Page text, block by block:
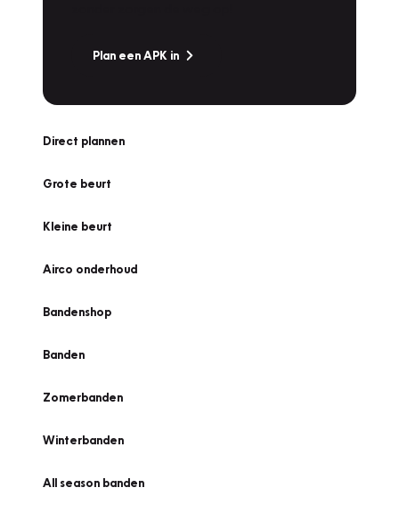
Plan een APK in
Direct plannen
Grote beurt
Kleine beurt
Airco onderhoud
Bandenshop
Banden
Zomerbanden
Winterbanden
All season banden